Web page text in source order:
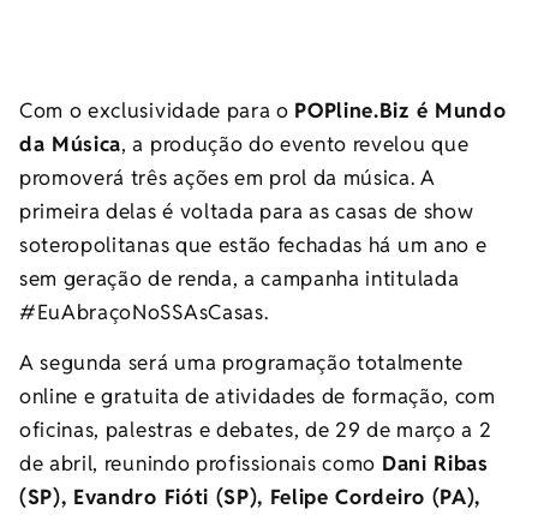
Com o exclusividade para o POPline.Biz é Mundo
da Música, a produção do evento revelou que
promoverá três ações em prol da música. A
primeira delas é voltada para as casas de show
soteropolitanas que estão fechadas há um ano e
sem geração de renda, a campanha intitulada
#EuAbraçoNoSSAsCasas.
A segunda será uma programação totalmente
online e gratuita de atividades de formação, com
oficinas, palestras e debates, de 29 de março a 2
de abril, reunindo profissionais como Dani Ribas
(SP), Evandro Fióti (SP), Felipe Cordeiro (PA),